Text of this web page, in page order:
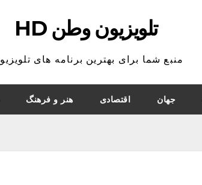
تلویزیون وطن HD
منبع شما برای بهترین برنامه های
جهان اقتصادی هنر و فرهنگ